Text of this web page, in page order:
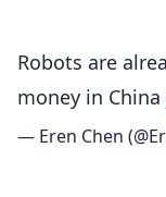
Robots are
money in China
— Eren Chen